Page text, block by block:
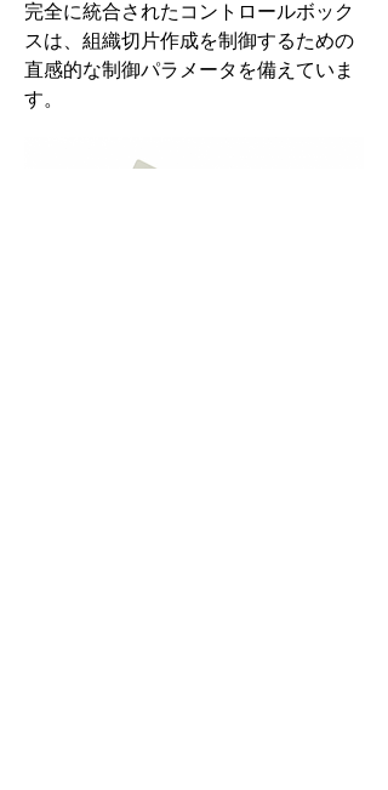
完全に統合されたコントロールボック
スは、組織切片作成を制御するための
直感的な制御パラメータを備えていま
す。